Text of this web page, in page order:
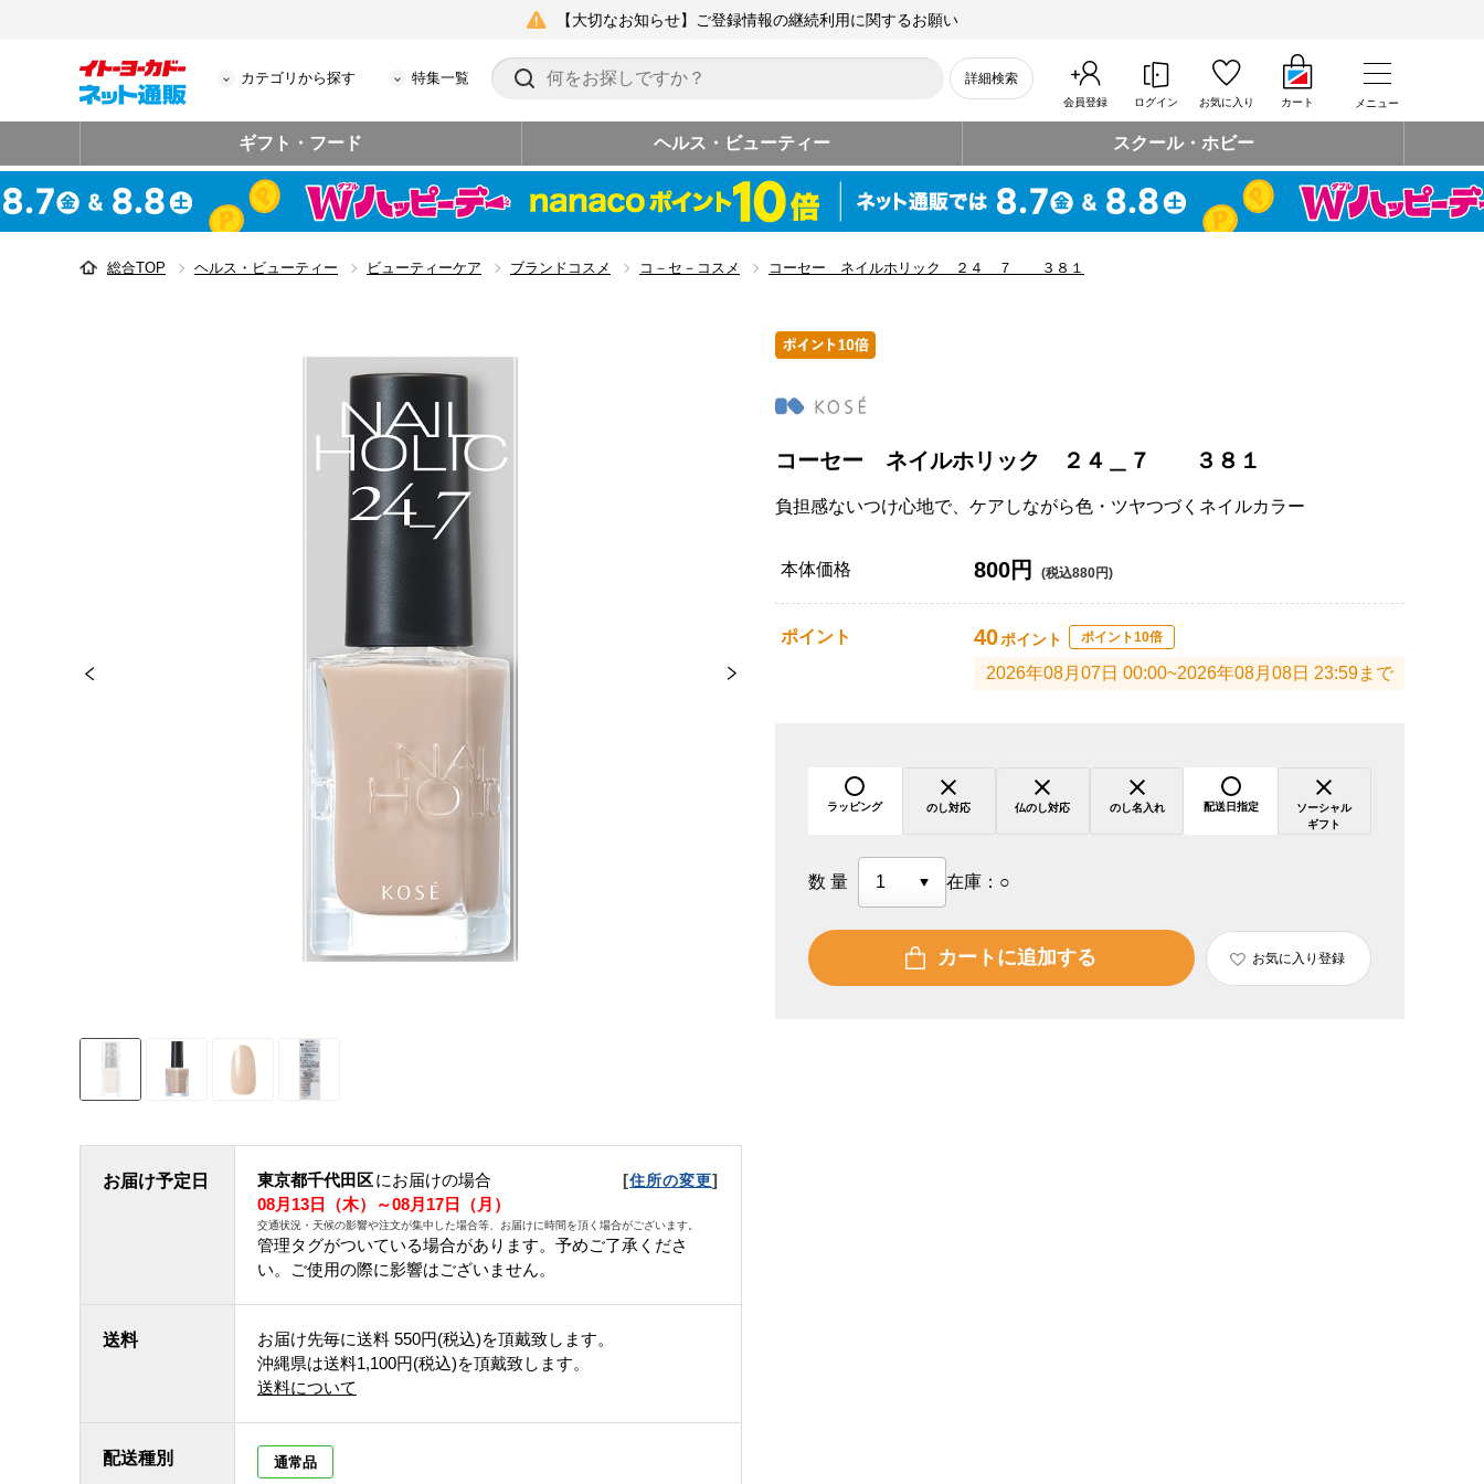
【大切なお知らせ】ご登録情報の継続利用に関するお願い
カテゴリから探す 特集一覧 詳細検索
会員登録 ログイン お気に入り カート メニュー
ギフト・フード ヘルス・ビューティー スクール・ホビー
総合TOP ヘルス・ビューティー ビューティーケア ブランドコスメ コ－セ－コスメ コーセー ネイルホリック ２４＿７ ３８１
お届け予定日 東京都千代田区にお届けの場合 [住所の変更]
08月13日（木）～08月17日（月）
交通状況・天候の影響や注文が集中した場合等、お届けに時間を頂く場合がございます。
管理タグがついている場合があります。予めご了承くださ
い。ご使用の際に影響はございません。
送料 お届け先毎に送料 550円(税込)を頂戴致します。
沖縄県は送料1,100円(税込)を頂戴致します。
送料について
配送種別 通常品
コーセー ネイルホリック ２４＿７ ３８１
負担感ないつけ心地で、ケアしながら色・ツヤつづくネイルカラー
本体価格 800円 (税込880円)
ポイント 40ポイント ポイント10倍
2026年08月07日 00:00~2026年08月08日 23:59まで
ラッピング のし対応 仏のし対応 のし名入れ 配送日指定
ソーシャル
ギフト
数量 在庫： ○
カートに追加する お気に入り登録